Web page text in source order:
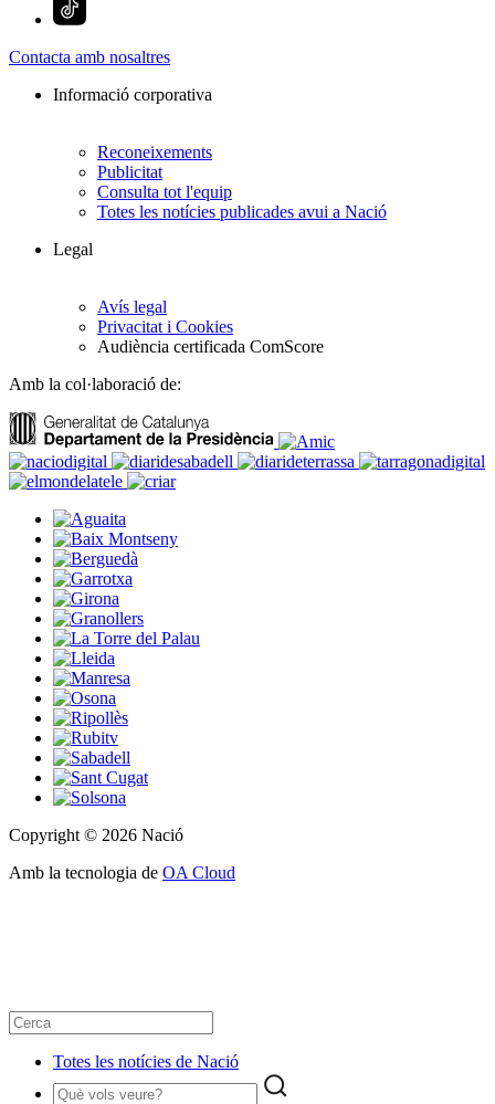
Contacta amb nosaltres
Informació corporativa
Reconeixements
Publicitat
Consulta tot l'equip
Totes les notícies publicades avui a Nació
Legal
Avís legal
Privacitat i Cookies
Audiència certificada ComScore
Amb la col·laboració de:
Copyright © 2026 Nació
Amb la tecnologia de OA Cloud
Totes les notícies de Nació